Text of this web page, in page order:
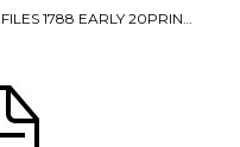
DE LA LILA
DE LA LILA
DE LIVRES
1788 EARLY 20PRINTED 2001